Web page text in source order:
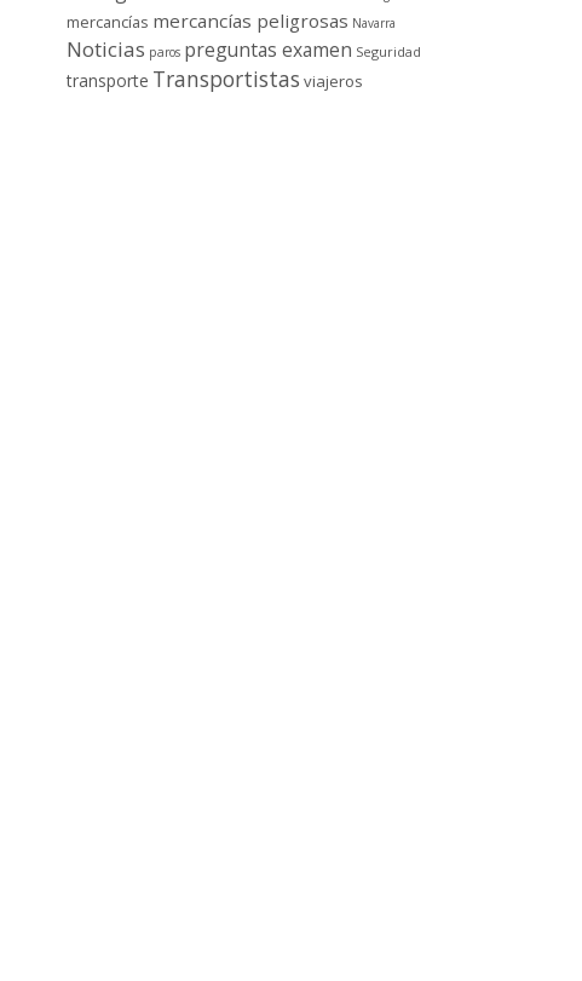
mercancí­as mercancí­as peligrosas Navarra
Noticias paros preguntas examen Seguridad
transporte Transportistas viajeros